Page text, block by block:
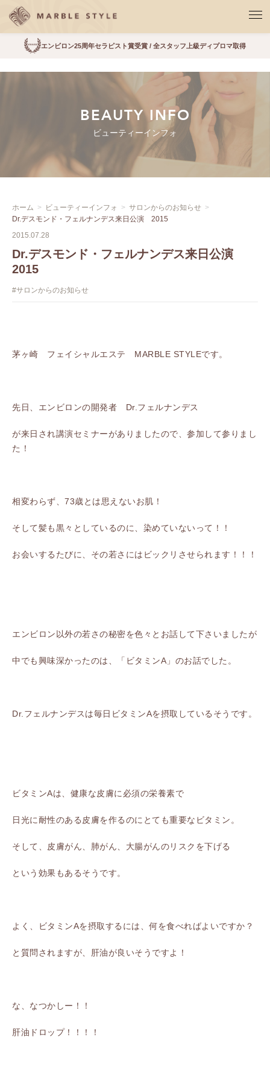
エンビロン25周年セラピスト賞受賞 / 全スタッフ上級ディプロマ取得
BEAUTY INFO
ビューティーインフォ
ホーム ビューティーインフォ
サロンからのお知らせ
Dr.デスモンド・フェルナンデス来日公演 2015
2015.07.28
Dr.デスモンド・フェルナンデス来日公演
2015
#サロンからのお知らせ
茅ヶ崎 フェイシャルエステ MARBLE STYLEです。
先日、エンビロンの開発者 Dr.フェルナンデス
が来日され講演セミナーがありましたので、参加して参りまし
た！
相変わらず、73歳とは思えないお肌！
そして髪も黒々としているのに、染めていないって！！
お会いするたびに、その若さにはビックリさせられます！！！
エンビロン以外の若さの秘密を色々とお話して下さいましたが
中でも興味深かったのは、「ビタミンA」のお話でした。
Dr.フェルナンデスは毎日ビタミンAを摂取しているそうです。
ビタミンAは、健康な皮膚に必須の栄養素で
日光に耐性のある皮膚を作るのにとても重要なビタミン。
そして、皮膚がん、肺がん、大腸がんのリスクを下げる
という効果もあるそうです。
よく、ビタミンAを摂取するには、何を食べればよいですか？
と質問されますが、肝油が良いそうですよ！
な、なつかしー！！
肝油ドロップ！！！！